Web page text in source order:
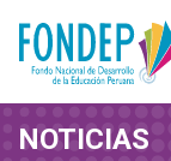
NOTICIAS